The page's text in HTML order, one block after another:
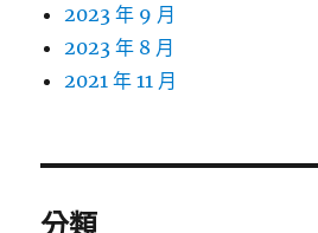
2023 年 9 月
2023 年 8 月
2021 年 11 月
分類